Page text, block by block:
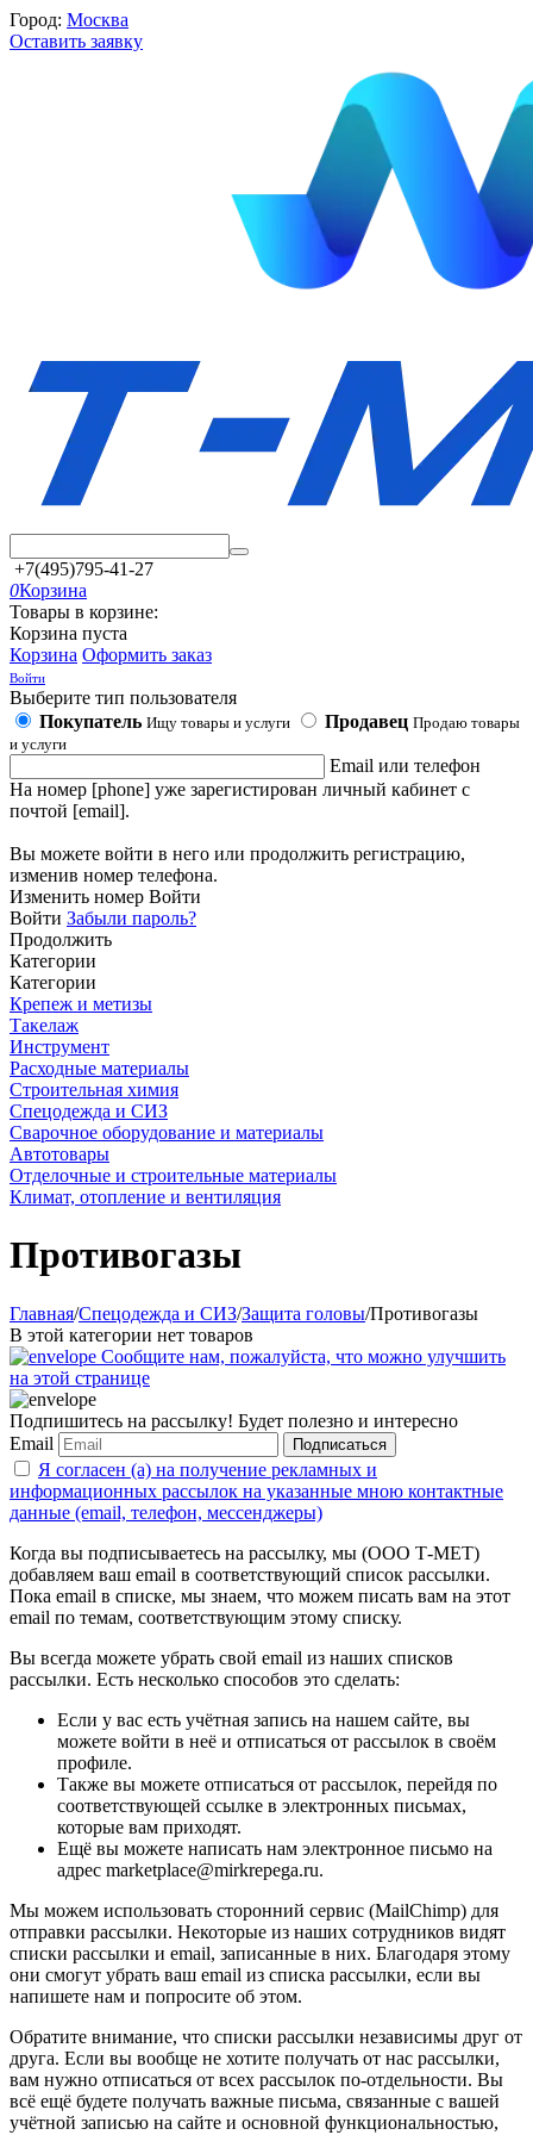
Город: Москва
Оставить заявку
+7(495)795-41-27
0Корзина
Товары в корзине:
Корзина пуста
Корзина Оформить заказ
Войти
Выберите тип пользователя
Покупатель Ищу товары и услуги Продавец Продаю товары
и услуги
Email или телефон
На номер [phone] уже зарегистирован личный кабинет с
почтой [email].
Вы можете войти в него или продолжить регистрацию,
изменив номер телефона.
Изменить номер Войти
Войти Забыли пароль?
Продолжить
Категории
Категории
Крепеж и метизы
Такелаж
Инструмент
Расходные материалы
Строительная химия
Спецодежда и СИЗ
Сварочное оборудование и материалы
Автотовары
Отделочные и строительные материалы
Климат, отопление и вентиляция
Противогазы
Главная/Спецодежда и СИЗ/Защита головы/Противогазы
В этой категории нет товаров
Сообщите нам, пожалуйста, что можно улучшить
на этой странице
Подпишитесь на рассылку! Будет полезно и интересно
Email
Подписаться
Я согласен (а) на получение рекламных и
информационных рассылок на указанные мною контактные
данные (email, телефон, мессенджеры)
Когда вы подписываетесь на рассылку, мы (ООО Т-МЕТ)
добавляем ваш email в соответствующий список рассылки.
Пока email в списке, мы знаем, что можем писать вам на этот
email по темам, соответствующим этому списку.
Вы всегда можете убрать свой email из наших списков
рассылки. Есть несколько способов это сделать:
Если у вас есть учётная запись на нашем сайте, вы
можете войти в неё и отписаться от рассылок в своём
профиле.
Также вы можете отписаться от рассылок, перейдя по
соответствующей ссылке в электронных письмах,
которые вам приходят.
Ещё вы можете написать нам электронное письмо на
адрес marketplace@mirkrepega.ru.
Мы можем использовать сторонний сервис (MailChimp) для
отправки рассылки. Некоторые из наших сотрудников видят
списки рассылки и email, записанные в них. Благодаря этому
они смогут убрать ваш email из списка рассылки, если вы
напишете нам и попросите об этом.
Обратите внимание, что списки рассылки независимы друг от
друга. Если вы вообще не хотите получать от нас рассылки,
вам нужно отписаться от всех рассылок по-отдельности. Вы
всё ещё будете получать важные письма, связанные с вашей
учётной записью на сайте и основной функциональностью,